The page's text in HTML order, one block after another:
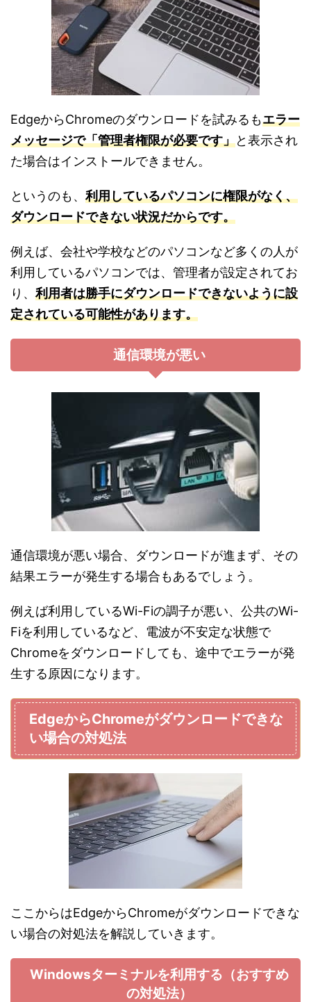
EdgeからChromeのダウンロードを試みるもエラー
メッセージで「管理者権限が必要です」と表示され
た場合はインストールできません。
というのも、利用しているパソコンに権限がなく、
ダウンロードできない状況だからです。
例えば、会社や学校などのパソコンなど多くの人が
利用しているパソコンでは、管理者が設定されてお
り、利用者は勝手にダウンロードできないように設
定されている可能性があります。
通信環境が悪い
通信環境が悪い場合、ダウンロードが進まず、その
結果エラーが発生する場合もあるでしょう。
例えば利用しているWi-Fiの調子が悪い、公共のWi-
Fiを利用しているなど、電波が不安定な状態で
Chromeをダウンロードしても、途中でエラーが発
生する原因になります。
EdgeからChromeがダウンロードできな
い場合の対処法
ここからはEdgeからChromeがダウンロードできな
い場合の対処法を解説していきます。
Windowsターミナルを利用する（おすすめ
の対処法）